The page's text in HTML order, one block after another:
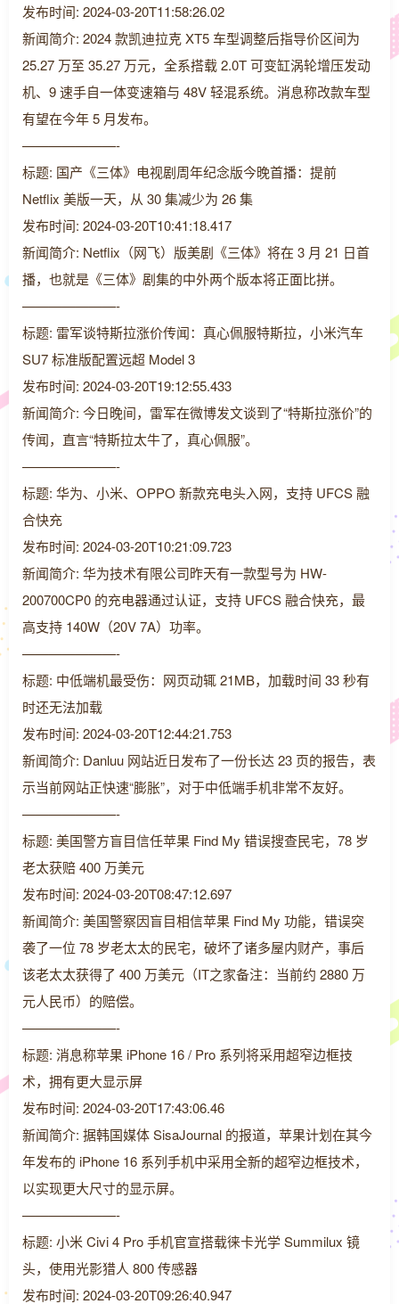
发布时间: 2024-03-20T11:58:26.02
新闻简介: 2024 款凯迪拉克 XT5 车型调整后指导价区间为
25.27 万至 35.27 万元，全系搭载 2.0T 可变缸涡轮增压发动
机、9 速手自一体变速箱与 48V 轻混系统。消息称改款车型
有望在今年 5 月发布。
———————-
标题: 国产《三体》电视剧周年纪念版今晚首播：提前
Netflix 美版一天，从 30 集减少为 26 集
发布时间: 2024-03-20T10:41:18.417
新闻简介: Netflix（网飞）版美剧《三体》将在 3 月 21 日首
播，也就是《三体》剧集的中外两个版本将正面比拼。
———————-
标题: 雷军谈特斯拉涨价传闻：真心佩服特斯拉，小米汽车
SU7 标准版配置远超 Model 3
发布时间: 2024-03-20T19:12:55.433
新闻简介: 今日晚间，雷军在微博发文谈到了“特斯拉涨价”的
传闻，直言“特斯拉太牛了，真心佩服”。
———————-
标题: 华为、小米、OPPO 新款充电头入网，支持 UFCS 融
合快充
发布时间: 2024-03-20T10:21:09.723
新闻简介: 华为技术有限公司昨天有一款型号为 HW-
200700CP0 的充电器通过认证，支持 UFCS 融合快充，最
高支持 140W（20V 7A）功率。
———————-
标题: 中低端机最受伤：网页动辄 21MB，加载时间 33 秒有
时还无法加载
发布时间: 2024-03-20T12:44:21.753
新闻简介: Danluu 网站近日发布了一份长达 23 页的报告，表
示当前网站正快速“膨胀”，对于中低端手机非常不友好。
———————-
标题: 美国警方盲目信任苹果 Find My 错误搜查民宅，78 岁
老太获赔 400 万美元
发布时间: 2024-03-20T08:47:12.697
新闻简介: 美国警察因盲目相信苹果 Find My 功能，错误突
袭了一位 78 岁老太太的民宅，破坏了诸多屋内财产，事后
该老太太获得了 400 万美元（IT之家备注：当前约 2880 万
元人民币）的赔偿。
———————-
标题: 消息称苹果 iPhone 16 / Pro 系列将采用超窄边框技
术，拥有更大显示屏
发布时间: 2024-03-20T17:43:06.46
新闻简介: 据韩国媒体 SisaJournal 的报道，苹果计划在其今
年发布的 iPhone 16 系列手机中采用全新的超窄边框技术，
以实现更大尺寸的显示屏。
———————-
标题: 小米 Civi 4 Pro 手机官宣搭载徕卡光学 Summilux 镜
头，使用光影猎人 800 传感器
发布时间: 2024-03-20T09:26:40.947